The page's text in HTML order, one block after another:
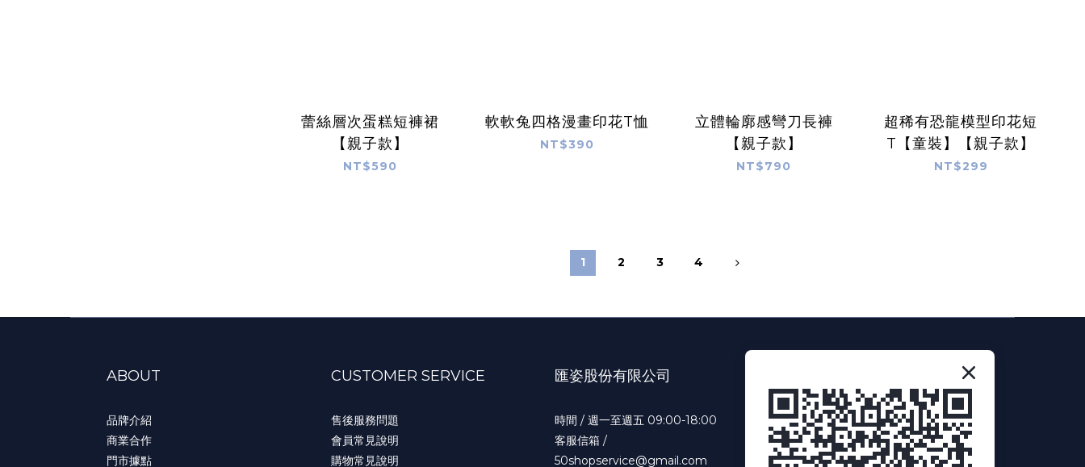
蕾絲層次蛋糕短褲裙
【親子款】
NT$590
軟軟兔四格漫畫印花T恤
NT$390
立體輪廓感彎刀長褲
【親子款】
NT$790
超稀有恐龍模型印花短
T【童裝】【親子款】
NT$299
1 2 3 4
ABOUT
品牌介紹
商業合作
門市據點
CUSTOMER SERVICE
售後服務問題
會員常見說明
購物常見說明
匯姿股份有限公司
時間 / 週一至週五 09:00-18:00
客服信箱 /
50shopservice@gmail.com
訂閱我